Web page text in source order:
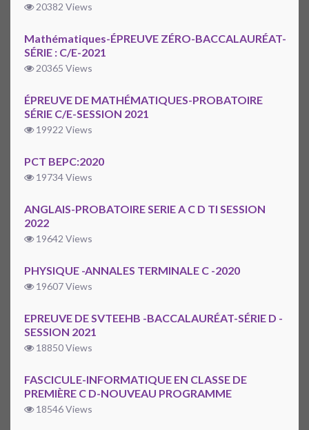
20382 Views
Mathématiques-ÉPREUVE ZÉRO-BACCALAURÉAT-
SÉRIE : C/E-2021
20365 Views
ÉPREUVE DE MATHÉMATIQUES-PROBATOIRE
SÉRIE C/E-SESSION 2021
19922 Views
PCT BEPC:2020
19734 Views
ANGLAIS-PROBATOIRE SERIE A C D TI SESSION
2022
19642 Views
PHYSIQUE -ANNALES TERMINALE C -2020
19607 Views
EPREUVE DE SVTEEHB -BACCALAURÉAT-SÉRIE D -
SESSION 2021
18850 Views
FASCICULE-INFORMATIQUE EN CLASSE DE
PREMIÈRE C D-NOUVEAU PROGRAMME
18546 Views